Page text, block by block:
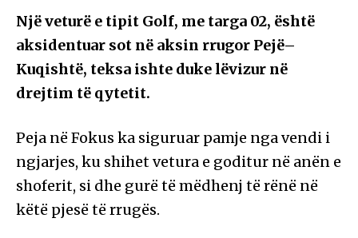
Një veturë e tipit Golf, me targa 02, është
aksidentuar sot në aksin rrugor Pejë–
Kuqishtë, teksa ishte duke lëvizur në
drejtim të qytetit.
Peja në Fokus ka siguruar pamje nga vendi i
ngjarjes, ku shihet vetura e goditur në anën e
shoferit, si dhe gurë të mëdhenj të rënë në
këtë pjesë të rrugës.